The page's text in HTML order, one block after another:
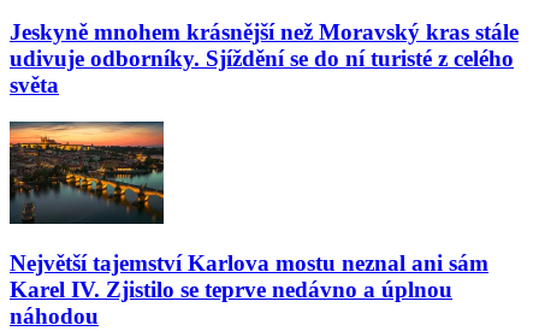
Jeskyně mnohem krásnější než Moravský kras stále
udivuje odborníky. Sjíždění se do ní turisté z celého
světa
Největší tajemství Karlova mostu neznal ani sám
Karel IV. Zjistilo se teprve nedávno a úplnou
náhodou